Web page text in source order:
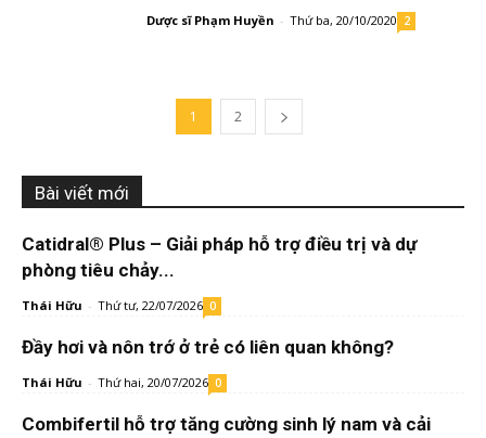
Dược sĩ Phạm Huyền - Thứ ba, 20/10/2020 2
1 2
Bài viết mới
Catidral® Plus – Giải pháp hỗ trợ điều trị và dự
phòng tiêu chảy...
Thái Hữu - Thứ tư, 22/07/2026 0
Đầy hơi và nôn trớ ở trẻ có liên quan không?
Thái Hữu - Thứ hai, 20/07/2026 0
Combifertil hỗ trợ tăng cường sinh lý nam và cải